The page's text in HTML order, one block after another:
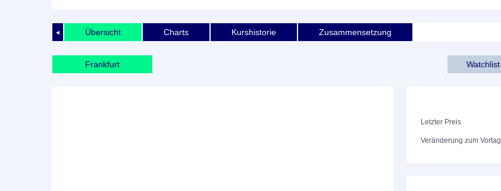
◄ Übersicht Charts Kurshistorie Zusammensetzung
Frankfurt Watchlist
Letzter Preis
Veränderung zum Vortag